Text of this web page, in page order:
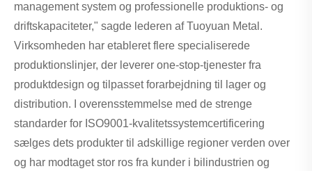
management system og professionelle produktions- og
driftskapaciteter," sagde lederen af ​​Tuoyuan Metal.
Virksomheden har etableret flere specialiserede
produktionslinjer, der leverer one-stop-tjenester fra
produktdesign og tilpasset forarbejdning til lager og
distribution. I overensstemmelse med de strenge
standarder for ISO9001-kvalitetssystemcertificering
sælges dets produkter til adskillige regioner verden over
og har modtaget stor ros fra kunder i bilindustrien og